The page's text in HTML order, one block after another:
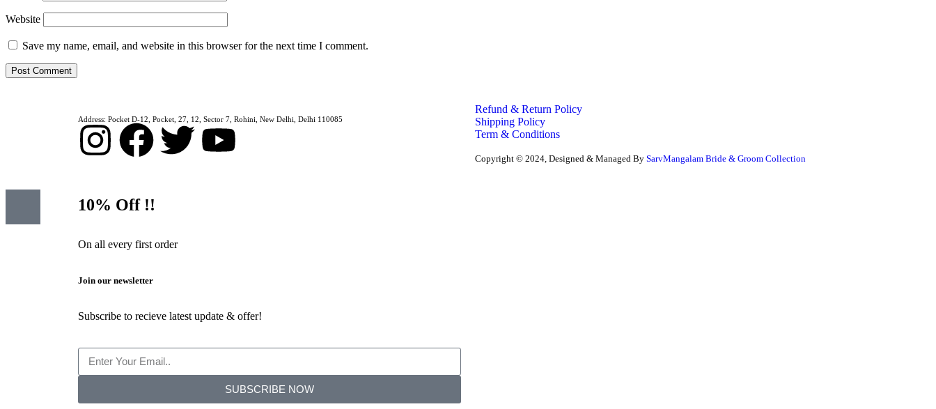
Website
Save my name, email, and website in this browser for the next time I comment.
Address: Pocket D-12, Pocket, 27, 12, Sector 7, Rohini, New Delhi, Delhi 110085
Refund & Return Policy
Shipping Policy
Term & Conditions
Copyright © 2024, Designed & Managed By SarvMangalam Bride & Groom Collection
10% Off !!
On all every first order
Join our newsletter
Subscribe to recieve latest update & offer!
SUBSCRIBE NOW